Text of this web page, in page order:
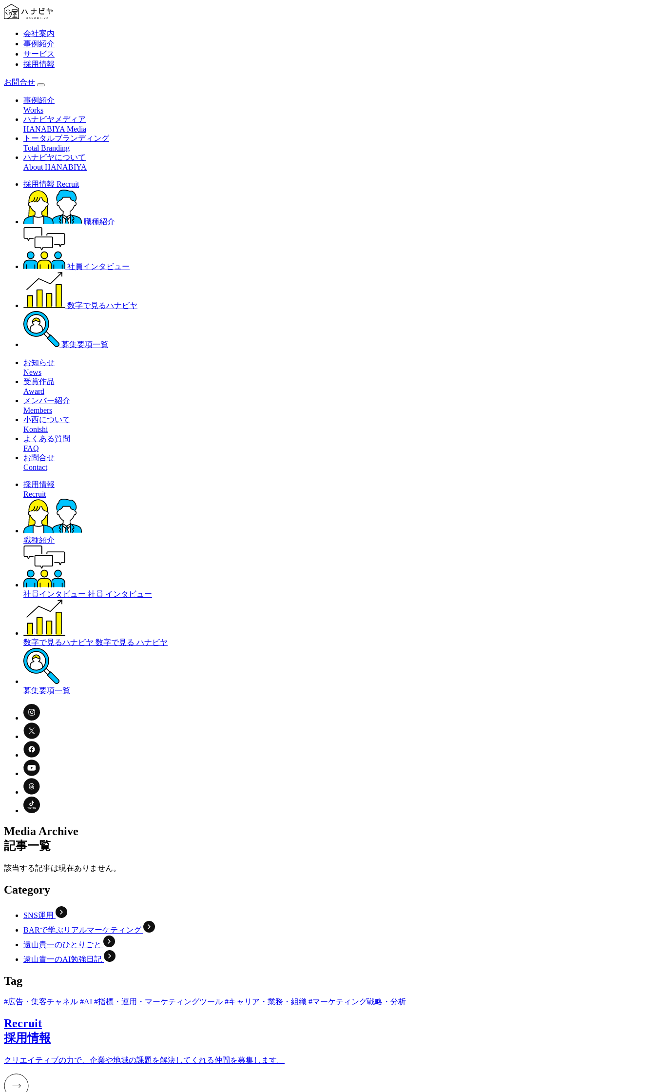
会社案内
事例紹介
サービス
採用情報
お問合せ
事例紹介
Works
ハナビヤメディア
HANABIYA Media
トータルブランディング
Total Branding
ハナビヤについて
About HANABIYA
採用情報 Recruit
職種紹介
社員インタビュー
数字で見るハナビヤ
募集要項一覧
お知らせ
News
受賞作品
Award
メンバー紹介
Members
小西について
Konishi
よくある質問
FAQ
お問合せ
Contact
採用情報
Recruit
職種紹介
社員インタビュー 社員 インタビュー
数字で見るハナビヤ 数字で見る ハナビヤ
募集要項一覧
Media Archive
記事一覧
該当する記事は現在ありません。
Category
SNS運用
BARで学ぶリアルマーケティング
遠山貴一のひとりごと
遠山貴一のAI勉強日記
Tag
#広告・集客チャネル #AI #指標・運用・マーケティングツール #キャリア・業務・組織 #マーケティング戦略・分析
Recruit
採用情報
クリエイティブの力で、企業や地域の課題を解決してくれる仲間を募集します。